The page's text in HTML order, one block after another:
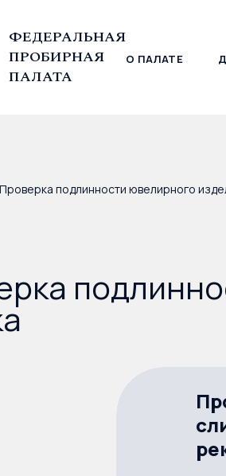
ФЕДЕРАЛЬНАЯ
ПРОБИРНАЯ
ПАЛАТА
О ПАЛАТЕ
пробирная палата, 2026
Проверка подлинности ювелирного